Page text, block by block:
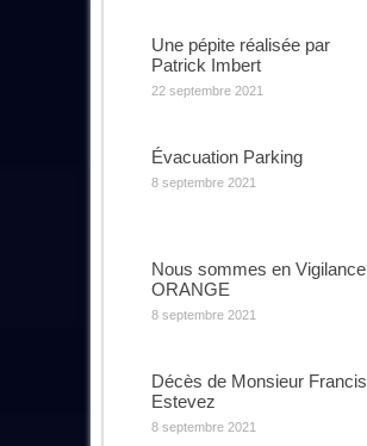
Une pépite réalisée par
Patrick Imbert
22 septembre 2021
Évacuation Parking
8 septembre 2021
Nous sommes en Vigilance
ORANGE
8 septembre 2021
Décès de Monsieur Francis
Estevez
8 septembre 2021